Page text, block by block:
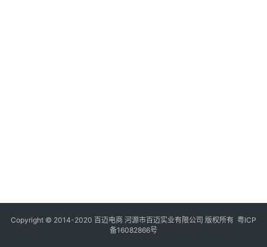
Copyright © 2014-2020 百迈电商 河源市百迈实业有限公司 版权所有 粤ICP
备16082866号